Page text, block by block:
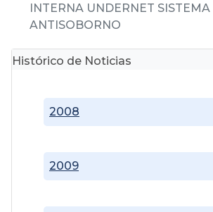
INTERNA UNDERNET SISTEMA
ANTISOBORNO
Histórico de Noticias
2008
2009